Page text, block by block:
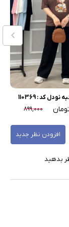
کد : 110369
۸۹۹,۰۰۰
افزودن نظر جدید
بدهید